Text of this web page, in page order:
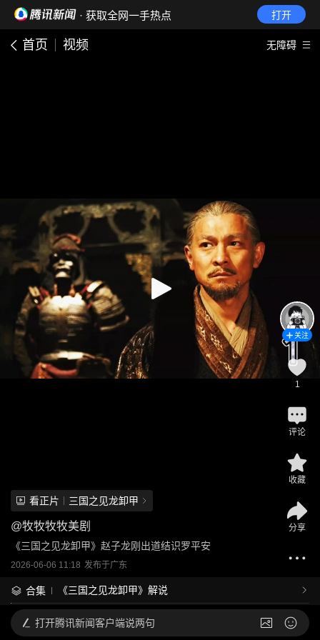
· 获取全网一手热点 打开
首页 视频 无障碍
看正片 三国之见龙卸甲
@牧牧牧牧美剧
《三国之见龙卸甲》赵子龙刚出道结识罗平安
2026-06-06 11:18 发布于广东
合集 《三国之见龙卸甲》解说
关注
1
评论
收藏
分享
打开腾讯新闻客户端说两句